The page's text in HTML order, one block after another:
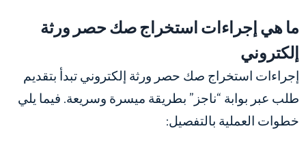
ما هي إجراءات استخراج صك حصر ورثة
إلكتروني
إجراءات استخراج صك حصر ورثة إلكتروني تبدأ بتقديم
طلب عبر بوابة “ناجز” بطريقة ميسرة وسريعة. فيما يلي
خطوات العملية بالتفصيل: